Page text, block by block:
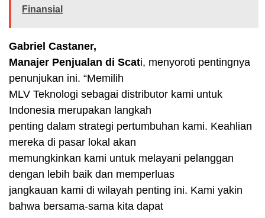
Finansial
Gabriel Castaner,
Manajer Penjualan di Scati, menyoroti pentingnya
penunjukan ini. “Memilih
MLV Teknologi sebagai distributor kami untuk
Indonesia merupakan langkah
penting dalam strategi pertumbuhan kami. Keahlian
mereka di pasar lokal akan
memungkinkan kami untuk melayani pelanggan
dengan lebih baik dan memperluas
jangkauan kami di wilayah penting ini. Kami yakin
bahwa bersama-sama kita dapat